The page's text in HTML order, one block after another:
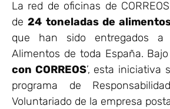
La red de oficinas de
de24 toneladas de
que han sido entregados
Alimentos de toda España.
con CORREOS’, esta iniciativa
programa de
Voluntariado de la empresa